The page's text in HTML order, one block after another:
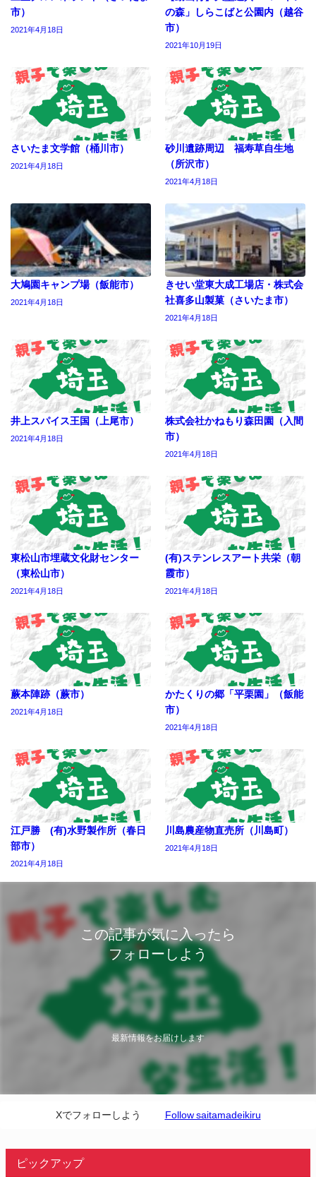
市）
2021年4月18日
の森」しらこばと公園内（越谷
市）
2021年10月19日
さいたま文学館（桶川市）
2021年4月18日
砂川遺跡周辺 福寿草自生地
（所沢市）
2021年4月18日
大鳩園キャンプ場（飯能市）
2021年4月18日
きせい堂東大成工場店・株式会
社喜多山製菓（さいたま市）
2021年4月18日
井上スパイス王国（上尾市）
2021年4月18日
株式会社かねもり森田園（入間
市）
2021年4月18日
東松山市埋蔵文化財センター
（東松山市）
2021年4月18日
(有)ステンレスアート共栄（朝
霞市）
2021年4月18日
蕨本陣跡（蕨市）
2021年4月18日
かたくりの郷「平栗園」（飯能
市）
2021年4月18日
江戸勝 (有)水野製作所（春日
部市）
2021年4月18日
川島農産物直売所（川島町）
2021年4月18日
この記事が気に入ったら
フォローしよう
最新情報をお届けします
Xでフォローしよう Follow saitamadeikiru
ピックアップ